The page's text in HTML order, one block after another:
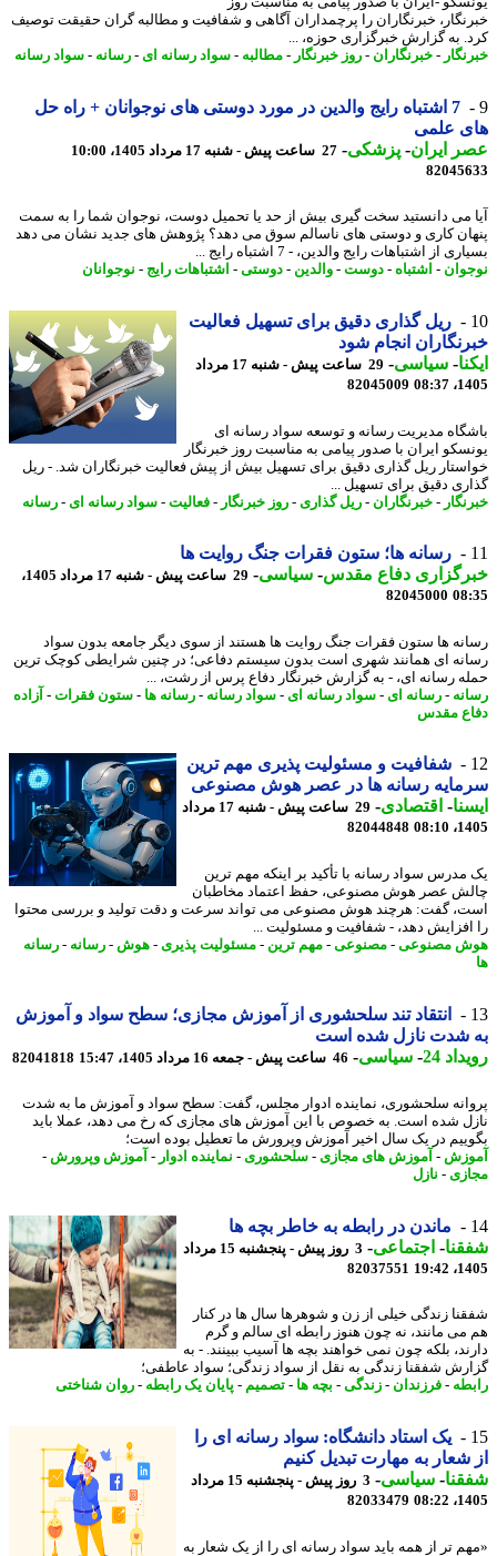
خبرنگاران را پرچمداران آگاهی و شفافیت و مطالبه گران حقیقت توصیف
به گزارش خبرگزاری حوزه، ...
-خبرنگاران- روز خبرنگار -مطالبه-سواد رسانه ای- رسانه-سواد رسانه
7 اشتباه رایج والدین در مورد دوستی های نوجوانان + راه حل
علمی
ایران- پزشکی-27 ساعت پیش - شنبه 17 مرداد 1405، 10:00
می دانستید سخت گیری بیش از حد یا تحمیل دوست، نوجوان شما را به سمت
کاری و دوستی های ناسالم سوق می دهد؟ پژوهش های جدید نشان می دهد
از اشتباهات رایج والدین، - 7 اشتباه رایج ...
- اشتباه-دوست-والدین-دوستی-اشتباهات رایج - نوجوانان
ریل گذاری دقیق برای تسهیل فعالیت
انجام شود
-سیاسی-
29 ساعت پیش - شنبه 17 مرداد
82045009
مدیریت رسانه و توسعه سواد رسانه ای
ایران با صدور پیامی به مناسبت روز خبرنگار
ریل گذاری دقیق برای تسهیل بیش از پیش فعالیت خبرنگاران شد. - ریل
دقیق برای تسهیل ...
-خبرنگاران- ریل گذاری- روز خبرنگار -فعالیت-سواد رسانه ای- رسانه
رسانه ها؛ ستون فقرات جنگ روایت ها
دفاع مقدس-سیاسی-
29 ساعت پیش - شنبه 17 مرداد 1405،
82045000
ها ستون فقرات جنگ روایت ها هستند از سوی دیگر جامعه بدون سواد
ای همانند شهری است بدون سیستم دفاعی؛ در چنین شرایطی کوچک ترین
رسانه ای، - به گزارش خبرنگار دفاع پرس از رشت، ...
-رسانه ای- سواد رسانه ای- سواد رسانه-رسانه ها- ستون فقرات- آزاده
مقدس
شفافیت و مسئولیت پذیری مهم ترین
رسانه ها در عصر هوش مصنوعی
-اقتصادی-
29 ساعت پیش - شنبه 17 مرداد
82044848
سواد رسانه با تأکید بر اینکه مهم ترین
عصر هوش مصنوعی، حفظ اعتماد مخاطبان
گفت: هرچند هوش مصنوعی می تواند سرعت و دقت تولید و بررسی محتوا
دهد، - شفافیت و مسئولیت ...
مصنوعی-مصنوعی-مهم ترین- مسئولیت پذیری- هوش-رسانه-رسانه
انتقاد تند سلحشوری از آموزش مجازی؛ سطح سواد و آموزش
شدت نازل شده است
24
-سیاسی-46 ساعت پیش - جمعه 16 مرداد 1405، 15:47 82041818
سلحشوری، نماینده ادوار مجلس، گفت: سطح سواد و آموزش ما به شدت
شده است. به خصوص با این آموزش های مجازی که رخ می دهد، عملا باید
در یک سال اخیر آموزش وپرورش ما تعطیل بوده است؛
-آموزش های مجازی- سلحشوری- نماینده ادوار -آموزش وپرورش-
- نازل
ماندن در رابطه به خاطر بچه ها
-اجتماعی-
3 روز پیش - پنجشنبه 15 مرداد
82037551
زندگی خیلی از زن و شوهرها سال ها در کنار
مانند، نه چون هنوز رابطه ای سالم و گرم
بلکه چون نمی خواهند بچه ها آسیب ببینند. - به
شفقنا زندگی به نقل از سواد زندگی؛ سواد عاطفی؛
-فرزندان - زندگی-بچه ها- تصمیم-پایان یک رابطه -روان شناختی
یک استاد دانشگاه: سواد رسانه ای را
شعار به مهارت تبدیل کنیم
-سیاسی-
3 روز پیش - پنجشنبه 15 مرداد
82033479
تر از همه باید سواد رسانه ای را از یک شعار به